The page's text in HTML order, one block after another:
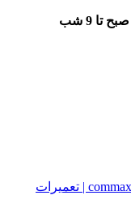
تعمیر آیفون تصویری کوماکس commax | تعمیرات